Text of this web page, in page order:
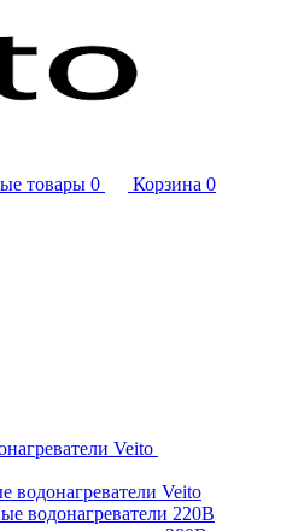
товары 0 Корзина 0
Veito
водонагреватели Veito
водонагреватели 220В